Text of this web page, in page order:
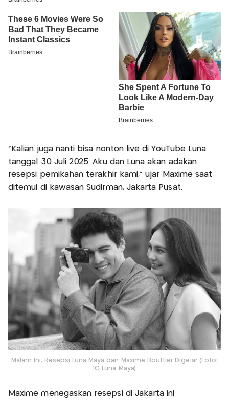
“Kalian juga nanti bisa nonton live di YouTube Luna
tanggal 30 Juli 2025. Aku dan Luna akan adakan
resepsi pernikahan terakhir kami,” ujar Maxime saat
ditemui di kawasan Sudirman, Jakarta Pusat.
Malam Ini, Resepsi Luna Maya dan Maxime Bouttier Digelar (Foto:
IG Luna Maya)
Maxime menegaskan resepsi di Jakarta ini